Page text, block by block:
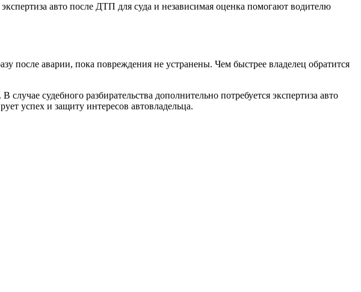
авто после ДТП для суда и независимая оценка помогают водителю
после аварии, пока повреждения не устранены. Чем быстрее владелец обратится
судебного разбирательства дополнительно потребуется экспертиза авто
успех и защиту интересов автовладельца.